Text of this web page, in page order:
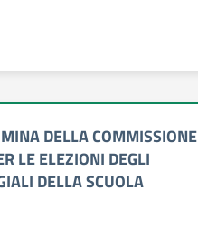
DELLA COMMISSIONE
LE ELEZIONI DEGLI
DELLA SCUOLA